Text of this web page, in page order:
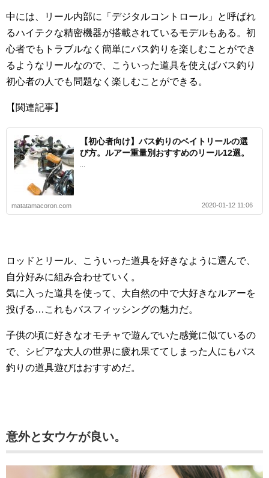
中には、リール内部に「デジタルコントロール」と呼ばれ
るハイテクな精密機器が搭載されているモデルもある。初
心者でもトラブルなく簡単にバス釣りを楽しむことができ
るようなリールなので、こういった道具を使えばバス釣り
初心者の人でも問題なく楽しむことができる。
【関連記事】
【初心者向け】バス釣りのベイトリールの選
び方。ルアー重量別おすすめのリール12選。
matatamacoron.com 2020-01-12 11:06
ロッドとリール、こういった道具を好きなように選んで、
自分好みに組み合わせていく。
気に入った道具を使って、大自然の中で大好きなルアーを
投げる…これもバスフィッシングの魅力だ。
子供の頃に好きなオモチャで遊んでいた感覚に似ているの
で、シビアな大人の世界に疲れ果ててしまった人にもバス
釣りの道具遊びはおすすめだ。
意外と女ウケが良い。